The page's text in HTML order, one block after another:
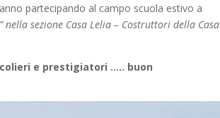
partecipando al campo scuola estivo a
nella sezione Casa Lelia – Costruttori della Casa
e prestigiatori ….. buon